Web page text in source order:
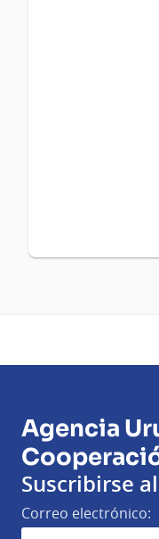
Agencia
Suscribirse
Correo electrónico: